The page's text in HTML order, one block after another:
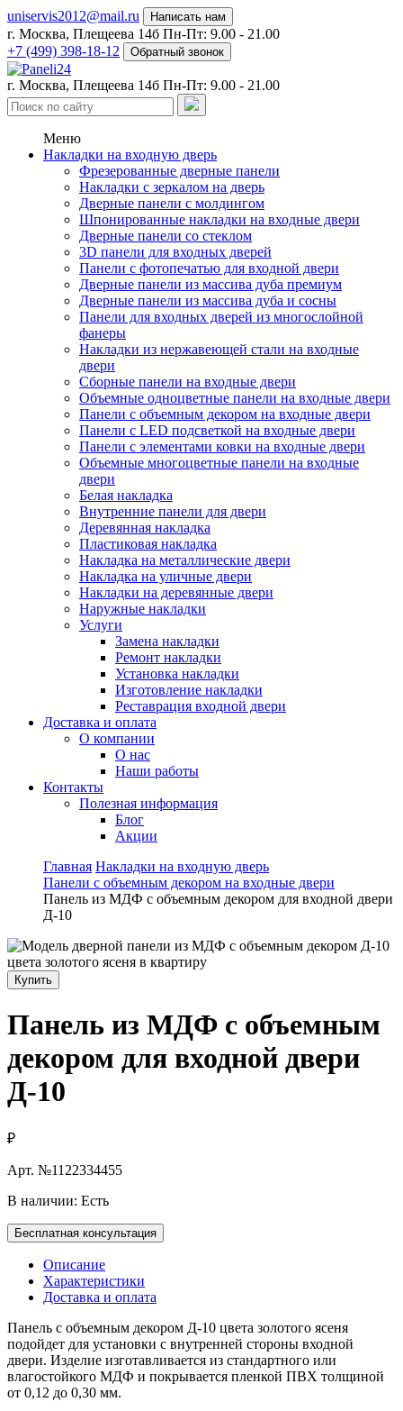
uniservis2012@mail.ru Написать нам
г. Москва, Плещеева 14б Пн-Пт: 9.00 - 21.00
+7 (499) 398-18-12
Обратный звонок
г. Москва, Плещеева 14б Пн-Пт: 9.00 - 21.00
Меню
Накладки на входную дверь
Фрезерованные дверные панели
Накладки с зеркалом на дверь
Дверные панели с молдингом
Шпонированные накладки на входные двери
Дверные панели со стеклом
3D панели для входных дверей
Панели с фотопечатью для входной двери
Дверные панели из массива дуба премиум
Дверные панели из массива дуба и сосны
Панели для входных дверей из многослойной
фанеры
Накладки из нержавеющей стали на входные
двери
Сборные панели на входные двери
Объемные одноцветные панели на входные двери
Панели с объемным декором на входные двери
Панели с LED подсветкой на входные двери
Панели с элементами ковки на входные двери
Объемные многоцветные панели на входные
двери
Белая накладка
Внутренние панели для двери
Деревянная накладка
Пластиковая накладка
Накладка на металлические двери
Накладка на уличные двери
Накладки на деревянные двери
Наружные накладки
Услуги
Замена накладки
Ремонт накладки
Установка накладки
Изготовление накладки
Реставрация входной двери
Доставка и оплата
О компании
О нас
Наши работы
Контакты
Полезная информация
Блог
Акции
Главная Накладки на входную дверь
Панели с объемным декором на входные двери
Панель из МДФ с объемным декором для входной двери
Д-10
Купить
Панель из МДФ с объемным
декором для входной двери
Д-10
₽
Арт. №1122334455
В наличии: Есть
Бесплатная консультация
Описание
Характеристики
Доставка и оплата
Панель с объемным декором Д-10 цвета золотого ясеня
подойдет для установки с внутренней стороны входной
двери. Изделие изготавливается из стандартного или
влагостойкого МДФ и покрывается пленкой ПВХ толщиной
от 0,12 до 0,30 мм.